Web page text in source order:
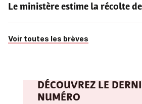
Le ministère estime la récolte
Voir toutes les brèves
DÉCOUVREZ LE
NUMÉRO